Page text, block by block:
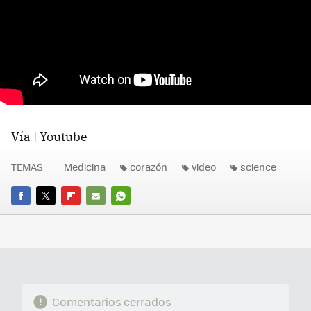
Vía | Youtube
FACEBOOK
TWITTERFLIPBOARD
E-
WHATSAPP
TEMAS Medicina corazón video science
Comentarios cerrados